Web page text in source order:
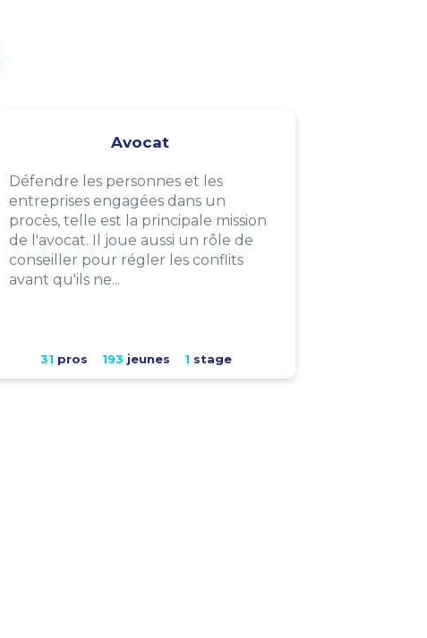
Avocat
Défendre les personnes et les
entreprises engagées dans un
procès, telle est la principale mission
de l'avocat. Il joue aussi un rôle de
conseiller pour régler les conflits
avant qu'ils ne...
31 pros 193 jeunes 1 stage